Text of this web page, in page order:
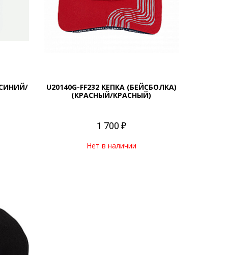
U20140G-FF232 КЕПКА (БЕЙСБОЛКА)
(КРАСНЫЙ/КРАСНЫЙ)
1 700 ₽
Нет в наличии